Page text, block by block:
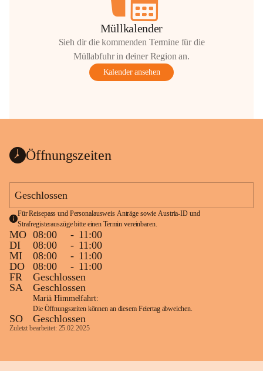
Müllkalender
Sieh dir die kommenden Termine für die
Müllabfuhr in deiner Region an.
Kalender ansehen
Öffnungszeiten
Geschlossen
Für Reisepass und Personalausweis Anträge sowie Austria-ID und
Strafregisterauszüge bitte einen Termin vereinbaren.
MO 08:00 - 11:00
DI
08:00 - 11:00
MI
08:00 - 11:00
DO
08:00 - 11:00
FR
Geschlossen
SA
Geschlossen
Mariä Himmelfahrt:
Die Öffnungszeiten können an diesem Feiertag abweichen.
SO Geschlossen
Zuletzt bearbeitet: 25.02.2025